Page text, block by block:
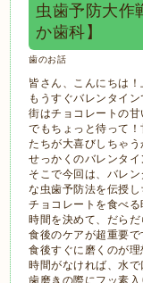
虫歯予防
か歯科】
歯のお話
皆さん、こんにちは！
もうすぐバレンタイン
街はチョコレートの
でもちょっと待って
たちが大喜びしちゃ
せっかくのバレンタ
そこで今回は、バレ
な虫歯予防法を伝授し
チョコレートを食べる
時間を決めて、だらだ
食後のケアが超重要で
食後すぐに磨くのが理
時間がなければ、水で
歯磨きの際にフッ素入